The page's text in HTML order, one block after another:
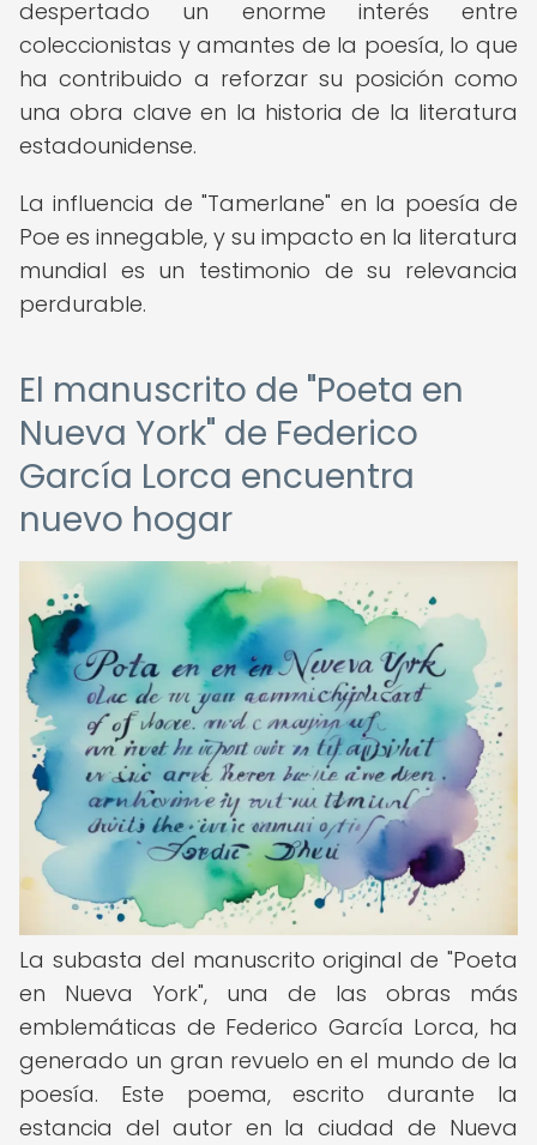
despertado un enorme interés entre
coleccionistas y amantes de la poesía, lo que
ha contribuido a reforzar su posición como
una obra clave en la historia de la literatura
estadounidense.
La influencia de "Tamerlane" en la poesía de
Poe es innegable, y su impacto en la literatura
mundial es un testimonio de su relevancia
perdurable.
El manuscrito de "Poeta en
Nueva York" de Federico
García Lorca encuentra
nuevo hogar
La subasta del manuscrito original de "Poeta
en Nueva York", una de las obras más
emblemáticas de Federico García Lorca, ha
generado un gran revuelo en el mundo de la
poesía. Este poema, escrito durante la
estancia del autor en la ciudad de Nueva